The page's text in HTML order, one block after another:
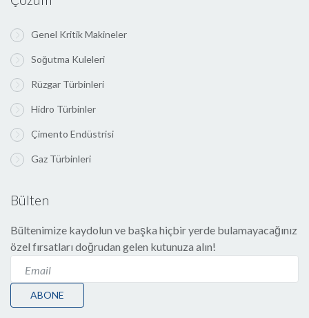
Genel Kritik Makineler
Soğutma Kuleleri
Rüzgar Türbinleri
Hidro Türbinler
Çimento Endüstrisi
Gaz Türbinleri
Bülten
Bültenimize kaydolun ve başka hiçbir yerde bulamayacağınız
özel fırsatları doğrudan gelen kutunuza alın!
ABONE